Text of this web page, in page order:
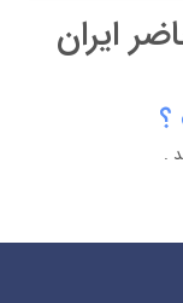
ایران
؟
.